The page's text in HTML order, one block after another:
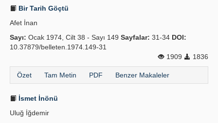
İlkeler
Yayın Politikaları
Kılavuzlar
İletişim
Bir Tarih Göçtü
Afet İnan
Sayı: Ocak 1974, Cilt 38 - Sayı 149 Sayfalar: 31-34 DOI:
10.37879/belleten.1974.149-31
1909
1836
Özet Tam Metin PDF Benzer Makaleler
İsmet İnönü
Uluğ İğdemir